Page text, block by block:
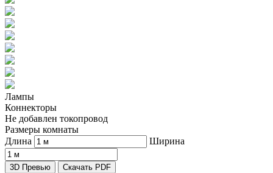
Лампы
Коннекторы
Не добавлен токопровод
Размеры комнаты
Длина
Ширина
3D Превью Скачать PDF